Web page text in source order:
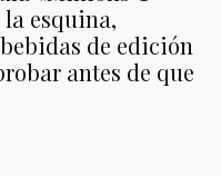
esquina,
de edición
antes de que